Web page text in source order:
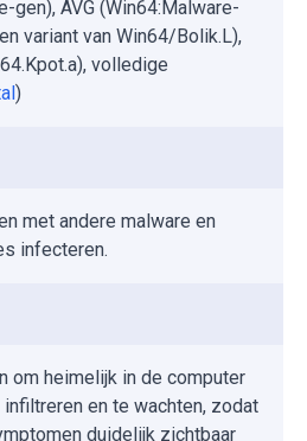
gen), AVG (Win64:Malware-
variant van Win64/Bolik.L),
volledige
)
met andere malware en
infecteren.
om heimelijk in de computer
en te wachten, zodat
duidelijk zichtbaar